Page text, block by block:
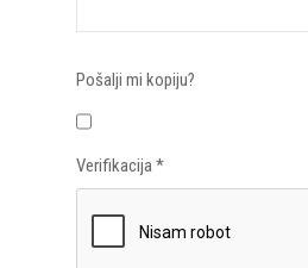
Pošalji mi kopiju?
Verifikacija*